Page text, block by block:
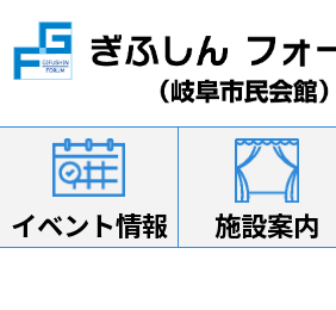
イベント情報 施設案内